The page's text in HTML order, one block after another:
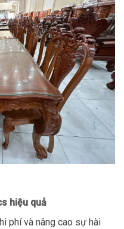
hiệu quả
phí và nâng cao sự hài